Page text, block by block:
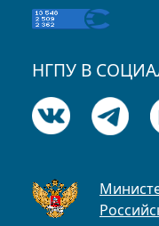
НГПУ В